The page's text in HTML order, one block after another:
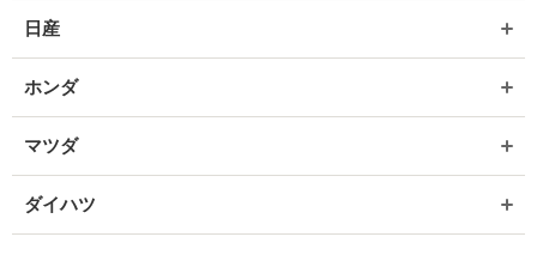
日産
ホンダ
マツダ
ダイハツ